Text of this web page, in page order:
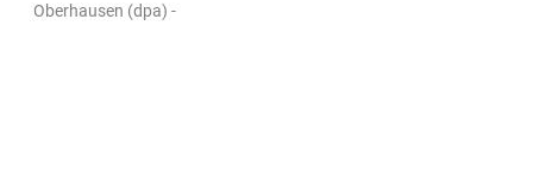
Oberhausen (dpa) -